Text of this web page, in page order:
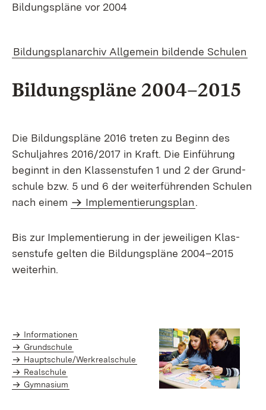
Bil­dungs­plä­ne vor 2004
Bil­dungs­plan­ar­chiv All­ge­mein bil­den­de Schu­len
Bil­dungs­plä­ne 2004–2015
Die Bil­dungs­plä­ne 2016 tre­ten zu Be­ginn des
Schul­jah­res 2016/2017 in Kraft. Die Ein­füh­rung
be­ginnt in den Klas­sen­stu­fen 1 und 2 der Grund­
schu­le bzw. 5 und 6 der wei­ter­füh­ren­den Schu­len
nach ei­nem
Im­ple­men­tie­rungs­plan.
Bis zur Im­ple­men­tie­rung in der je­wei­li­gen Klas­
sen­stu­fe gel­ten die Bil­dungs­plä­ne 2004–2015
wei­ter­hin.
In­for­ma­tio­nen
Grund­schu­le
Haupt­schu­le/Werk­re­al­schu­le
Re­al­schu­le
Gym­na­si­um